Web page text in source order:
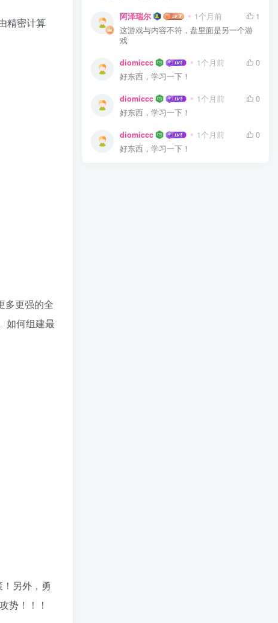
精密计算
多更强的全
如何组建最
另外，勇
势！！！
阿泽瑞尔 1个月前
1
这游戏与内容不符，盘里面是另一个游
戏
diomiccc 1个月前
0
好东西，学习一下！
diomiccc 1个月前
0
好东西，学习一下！
diomiccc 1个月前
0
好东西，学习一下！